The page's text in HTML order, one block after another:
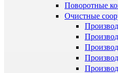
Поворотные
Очистные